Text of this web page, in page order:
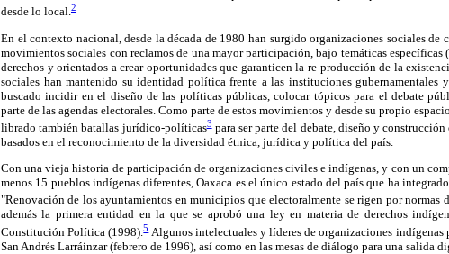
desde lo local.2
En el contexto nacional, desde la década de 1980 han surgido organizaciones sociales de
movimientos sociales con reclamos de una mayor participación, bajo temáticas específicas
derechos y orientados a crear oportunidades que garanticen la re-producción de la
sociales han mantenido su identidad política frente a las instituciones
buscado incidir en el diseño de las políticas públicas, colocar tópicos para el debate
parte de las agendas electorales. Como parte de estos movimientos y desde su propio
librado también batallas jurídico-políticas3para ser parte del debate, diseño y
basados en el reconocimiento de la diversidad étnica, jurídica y política del país.
Con una vieja historia de participación de organizaciones civiles e indígenas, y con un
menos 15 pueblos indígenas diferentes, Oaxaca es el único estado del país que ha
"Renovación de los ayuntamientos en municipios que electoralmente se rigen por normas
además la primera entidad en la que se aprobó una ley en materia de derechos
Constitución Política (1998).5Algunos intelectuales y líderes de organizaciones
San Andrés Larráinzar (febrero de 1996), así como en las mesas de diálogo para una salida